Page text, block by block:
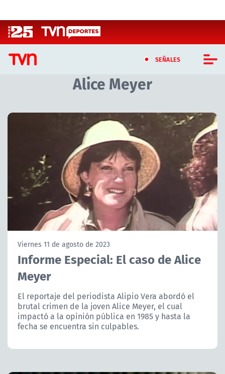
SEÑALES
CASTING MASTERCHEF CHILE
CASTING TVN VERTICAL
TVN PLAY
PROGRAMAS
TELESERIES
ACTUALIDAD Y TENDENCIAS
CORPORATIVO Y TRANSPARENCIA
CANAL DE DENUNCIAS
Alice Meyer
Viernes 11 de agosto de 2023
Informe Especial: El caso de Alice
Meyer
El reportaje del periodista Alipio Vera abordó el
brutal crimen de la joven Alice Meyer, el cual
impactó a la opinión pública en 1985 y hasta la
fecha se encuentra sin culpables.